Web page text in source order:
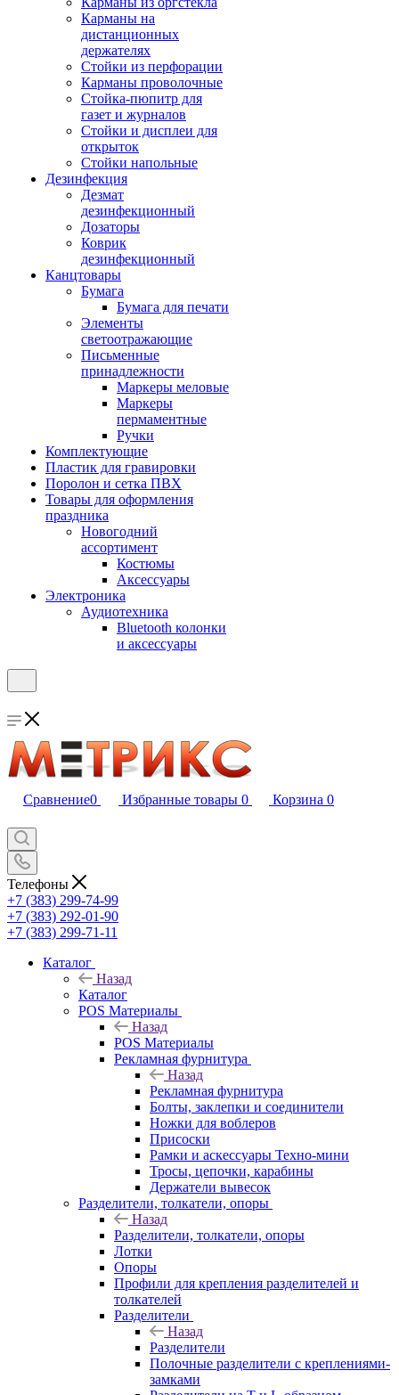
Карманы на
дистанционных
держателях
Стойки из перфорации
Карманы проволочные
Стойка-пюпитр для
газет и журналов
Стойки и дисплеи для
открыток
Стойки напольные
Дезинфекция
Дезмат
дезинфекционный
Дозаторы
Коврик
дезинфекционный
Канцтовары
Бумага
Бумага для печати
Элементы
светоотражающие
Письменные
принадлежности
Маркеры меловые
Маркеры
пермаментные
Ручки
Комплектующие
Пластик для гравировки
Поролон и сетка ПВХ
Товары для оформления
праздника
Новогодний
ассортимент
Костюмы
Аксессуары
Электроника
Аудиотехника
Bluetooth колонки
и аксессуары
Сравнение0 Избранные товары 0 Корзина 0
Телефоны
+7 (383) 299-74-99
+7 (383) 292-01-90
+7 (383) 299-71-11
Каталог
Назад
Каталог
POS Материалы
Назад
POS Материалы
Рекламная фурнитура
Назад
Рекламная фурнитура
Болты, заклепки и соединители
Ножки для воблеров
Присоски
Рамки и аскессуары Техно-мини
Тросы, цепочки, карабины
Держатели вывесок
Разделители, толкатели, опоры
Назад
Разделители, толкатели, опоры
Лотки
Опоры
Профили для крепления разделителей и
толкателей
Разделители
Назад
Разделители
Полочные разделители с креплениями-
замками